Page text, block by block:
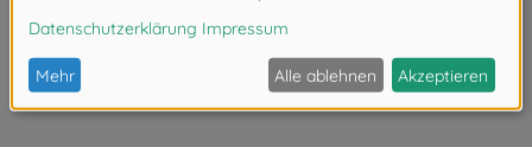
Nicht geeignet für Kinder unter 3
Jahren. Erstickungsgefahr durch Kleinteile.